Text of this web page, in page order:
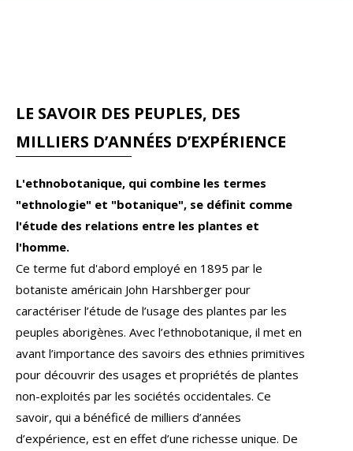
LE SAVOIR DES PEUPLES, DES
MILLIERS D’ANNÉES D’EXPÉRIENCE
L'ethnobotanique, qui combine les termes
"ethnologie" et "botanique", se définit comme
l'étude des relations entre les plantes et
l'homme.
Ce terme fut d'abord employé en 1895 par le
botaniste américain John Harshberger pour
caractériser l’étude de l’usage des plantes par les
peuples aborigènes. Avec l’ethnobotanique, il met en
avant l’importance des savoirs des ethnies primitives
pour découvrir des usages et propriétés de plantes
non-exploités par les sociétés occidentales. Ce
savoir, qui a bénéficé de milliers d’années
d’expérience, est en effet d’une richesse unique. De